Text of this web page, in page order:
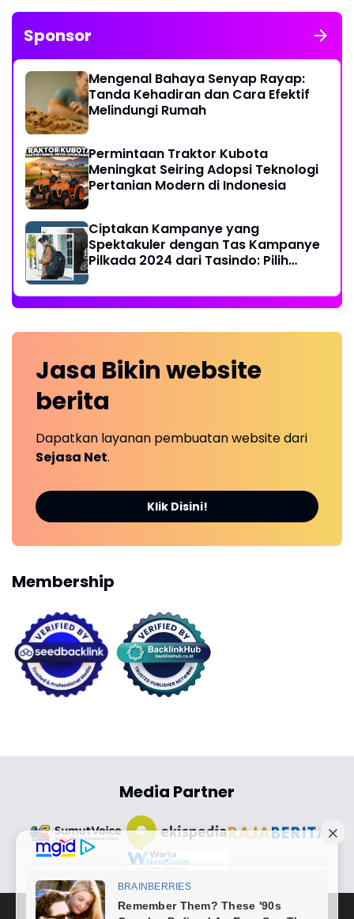
Sponsor
Mengenal Bahaya Senyap Rayap:
Tanda Kehadiran dan Cara Efektif
Melindungi Rumah
Permintaan Traktor Kubota
Meningkat Seiring Adopsi Teknologi
Pertanian Modern di Indonesia
Ciptakan Kampanye yang
Spektakuler dengan Tas Kampanye
Pilkada 2024 dari Tasindo: Pilih
Jasa Bikinwebsite
berita
Dapatkan layanan pembuatan website dari
Sejasa Net.
Klik Disini!
Membership
Media Partner